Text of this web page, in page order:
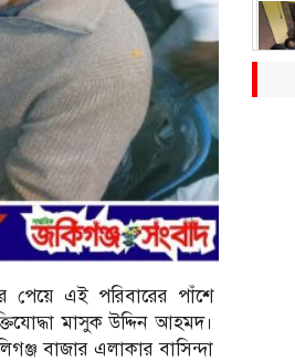
পেয়ে এই পরিবারের পাঁশে
মাসুক উদ্দিন আহমদ।
বাজার এলাকার বাসিন্দা